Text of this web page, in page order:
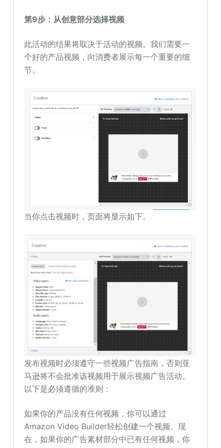
第9步：从创意部分选择视频
此活动的结果将取决于活动的视频。我们需要一
个好的产品视频，向消费者展示每一个重要的细
节。
当你点击视频时，页面将显示如下。
发布视频时必须遵守一些视频广告指南，否则亚
马逊将不会批准该视频用于展示视频广告活动。
以下是必须遵循的准则：
如果你的产品没有任何视频，你可以通过
Amazon Video Builder轻松创建一个视频。现
在，如果你的广告素材部分中已有任何视频，你